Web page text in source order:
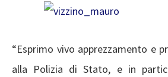
“Esprimo vivo apprezzamento e
alla Polizia di Stato, e in